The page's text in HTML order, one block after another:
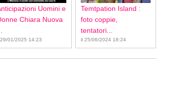
Uomini e
Chiara Nuova
01/2025 14:23
Temtpation Island :
foto coppie,
tentatori...
il 25/06/2024 18:24